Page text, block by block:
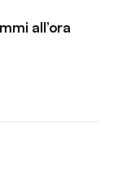
all’ora